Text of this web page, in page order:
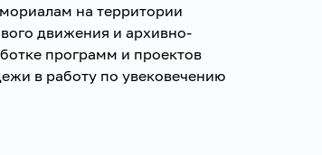
на территории
движения и архивно-
программ и проектов
в работу по увековечению